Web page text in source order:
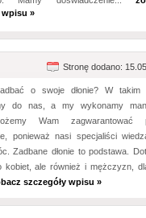
wpisu »
Stronę dodano:
o swoje dłonie? W takim
do nas, a my wykonamy
Wam zagwarantować
ponieważ nasi specjaliści
Zadbane dłonie to podstawa.
kobiet, ale również i mężczyzn,
szczegóły wpisu »